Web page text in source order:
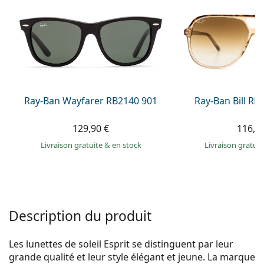
Prada
Toutes les marques
Ray-Ban Wayfarer RB2140 901
129,90 €
Livraison gratuite& en stock
Ray-Ban Bill
Livraison
Description du produit
Les lunettes de soleil Esprit se distinguent par leur
grande qualité et leur style élégant et jeune. La marque